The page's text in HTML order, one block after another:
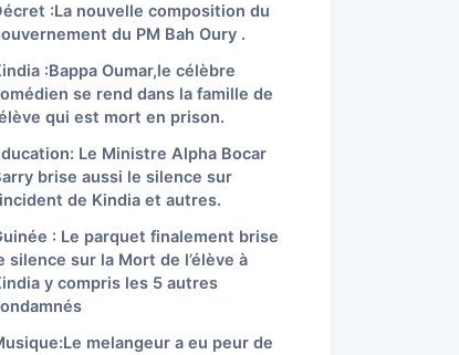
:La nouvelle composition du
du PM Bah Oury .
:Bappa Oumar,le célèbre
se rend dans la famille de
qui est mort en prison.
Le Ministre Alpha Bocar
brise aussi le silence sur
de Kindia et autres.
: Le parquet finalement brise
silence sur la Mort de l’élève à
y compris les 5 autres
melangeur a eu peur de